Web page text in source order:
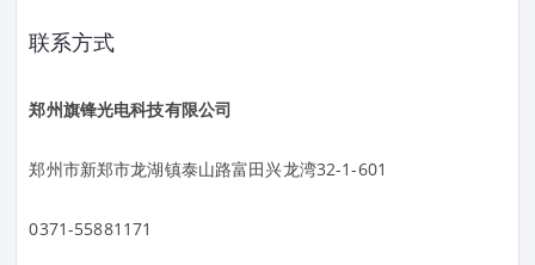
联系方式
郑州旗锋光电科技有限公司
郑州市新郑市龙湖镇泰山路富田兴龙湾32-1-601
0371-55881171